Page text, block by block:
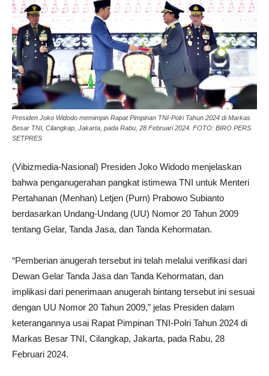
Presiden Joko Widodo memimpin Rapat Pimpinan TNI-Polri Tahun 2024 di Markas
Besar TNI, Cilangkap, Jakarta, pada Rabu, 28 Februari 2024. FOTO: BIRO PERS
SETPRES
(Vibizmedia-Nasional) Presiden Joko Widodo menjelaskan
bahwa penganugerahan pangkat istimewa TNI untuk Menteri
Pertahanan (Menhan) Letjen (Purn) Prabowo Subianto
berdasarkan Undang-Undang (UU) Nomor 20 Tahun 2009
tentang Gelar, Tanda Jasa, dan Tanda Kehormatan.
“Pemberian anugerah tersebut ini telah melalui verifikasi dari
Dewan Gelar Tanda Jasa dan Tanda Kehormatan, dan
implikasi dari penerimaan anugerah bintang tersebut ini sesuai
dengan UU Nomor 20 Tahun 2009,” jelas Presiden dalam
keterangannya usai Rapat Pimpinan TNI-Polri Tahun 2024 di
Markas Besar TNI, Cilangkap, Jakarta, pada Rabu, 28
Februari 2024.